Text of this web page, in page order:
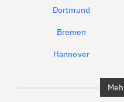
Dortmund
Bremen
Hannover